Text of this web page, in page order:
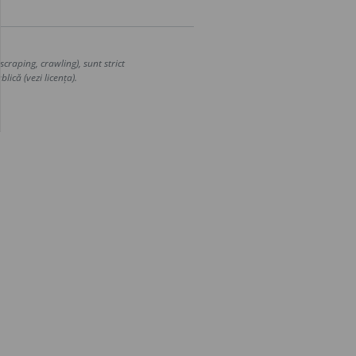
crawling), sunt strict
(vezi licența).